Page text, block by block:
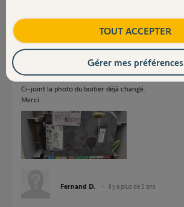
Bonjour Richy.
Ci-joint la photo du boitier déjà changé.
Merci
Fernand D. il y a plus de 5 ans
TOUT ACCEPTER
Gérer mes préférences